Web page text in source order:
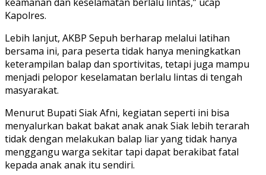
Kapolres.
Lebih lanjut, AKBP Sepuh berharap melalui latihan
bersama ini, para peserta tidak hanya meningkatkan
keterampilan balap dan sportivitas, tetapi juga mampu
menjadi pelopor keselamatan berlalu lintas di tengah
masyarakat.
Menurut Bupati Siak Afni, kegiatan seperti ini bisa
menyalurkan bakat bakat anak anak Siak lebih terarah
tidak dengan melakukan balap liar yang tidak hanya
menggangu warga sekitar tapi dapat berakibat fatal
kepada anak anak itu sendiri.